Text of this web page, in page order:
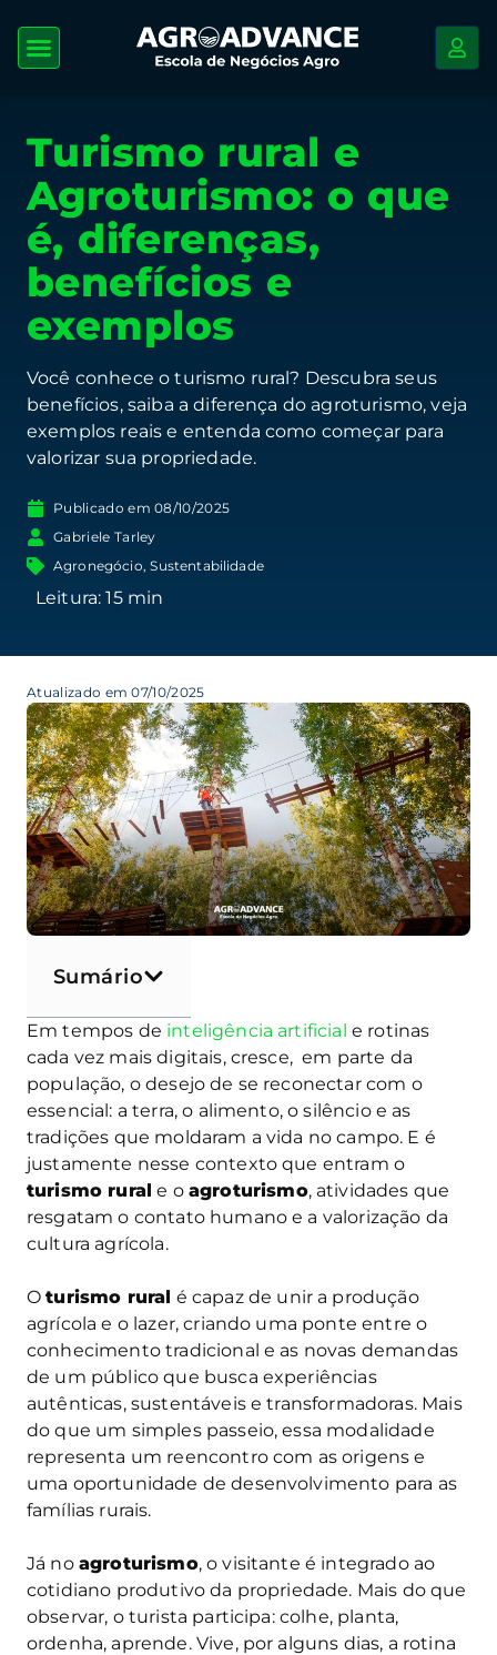
Turismo rural e
Agroturismo: o que
é, diferenças,
benefícios e
exemplos
Você conhece o turismo rural? Descubra seus
benefícios, saiba a diferença do agroturismo, veja
exemplos reais e entenda como começar para
valorizar sua propriedade.
Publicado em 08/10/2025
Gabriele Tarley
Agronegócio,Sustentabilidade
Atualizado em 07/10/2025
Sumário
Em tempos de inteligência artificial e rotinas
cada vez mais digitais, cresce, em parte da
população, o desejo de se reconectar com o
essencial: a terra, o alimento, o silêncio e as
tradições que moldaram a vida no campo. E é
justamente nesse contexto que entram o
turismo rural e o agroturismo, atividades que
resgatam o contato humano e a valorização da
cultura agrícola.
Oturismo rural é capaz de unir a produção
agrícola e o lazer, criando uma ponte entre o
conhecimento tradicional e as novas demandas
de um público que busca experiências
autênticas, sustentáveis e transformadoras. Mais
do que um simples passeio, essa modalidade
representa um reencontro com as origens e
uma oportunidade de desenvolvimento para as
famílias rurais.
Já no agroturismo, o visitante é integrado ao
cotidiano produtivo da propriedade. Mais do que
observar, o turista participa: colhe, planta,
ordenha, aprende. Vive, por alguns dias, a rotina